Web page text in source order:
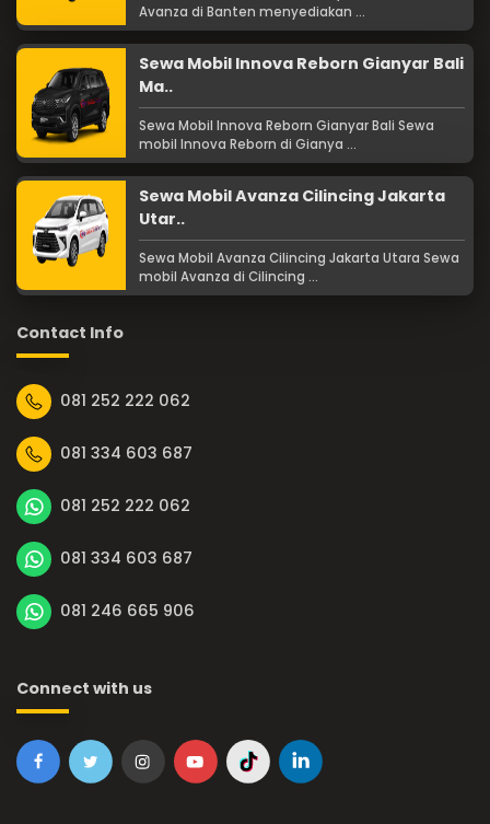
Avanza di Banten menyediakan ...
Sewa Mobil Innova Reborn Gianyar Bali
Ma..
Sewa Mobil Innova Reborn Gianyar Bali Sewa
mobil Innova Reborn di Gianya ...
Sewa Mobil Avanza Cilincing Jakarta
Utar..
Sewa Mobil Avanza Cilincing Jakarta Utara Sewa
mobil Avanza di Cilincing ...
Contact Info
081 252 222 062
081 334 603 687
081 252 222 062
081 334 603 687
081 246 665 906
Connect with us